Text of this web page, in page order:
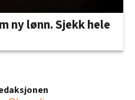
ny lønn. Sjekk hele